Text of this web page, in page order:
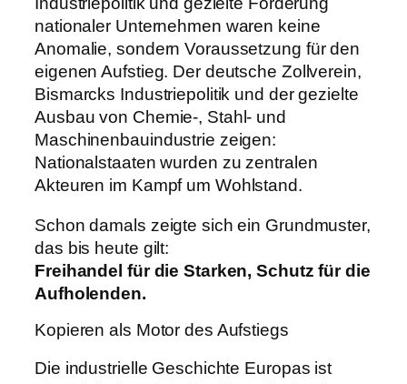
nationaler Unternehmen waren keine
Anomalie, sondern Voraussetzung für den
eigenen Aufstieg. Der deutsche Zollverein,
Bismarcks Industriepolitik und der gezielte
Ausbau von Chemie-, Stahl- und
Maschinenbauindustrie zeigen:
Nationalstaaten wurden zu zentralen
Akteuren im Kampf um Wohlstand.
Schon damals zeigte sich ein Grundmuster,
das bis heute gilt:
Freihandel für die Starken, Schutz für die
Aufholenden.
Kopieren als Motor des Aufstiegs
Die industrielle Geschichte Europas ist